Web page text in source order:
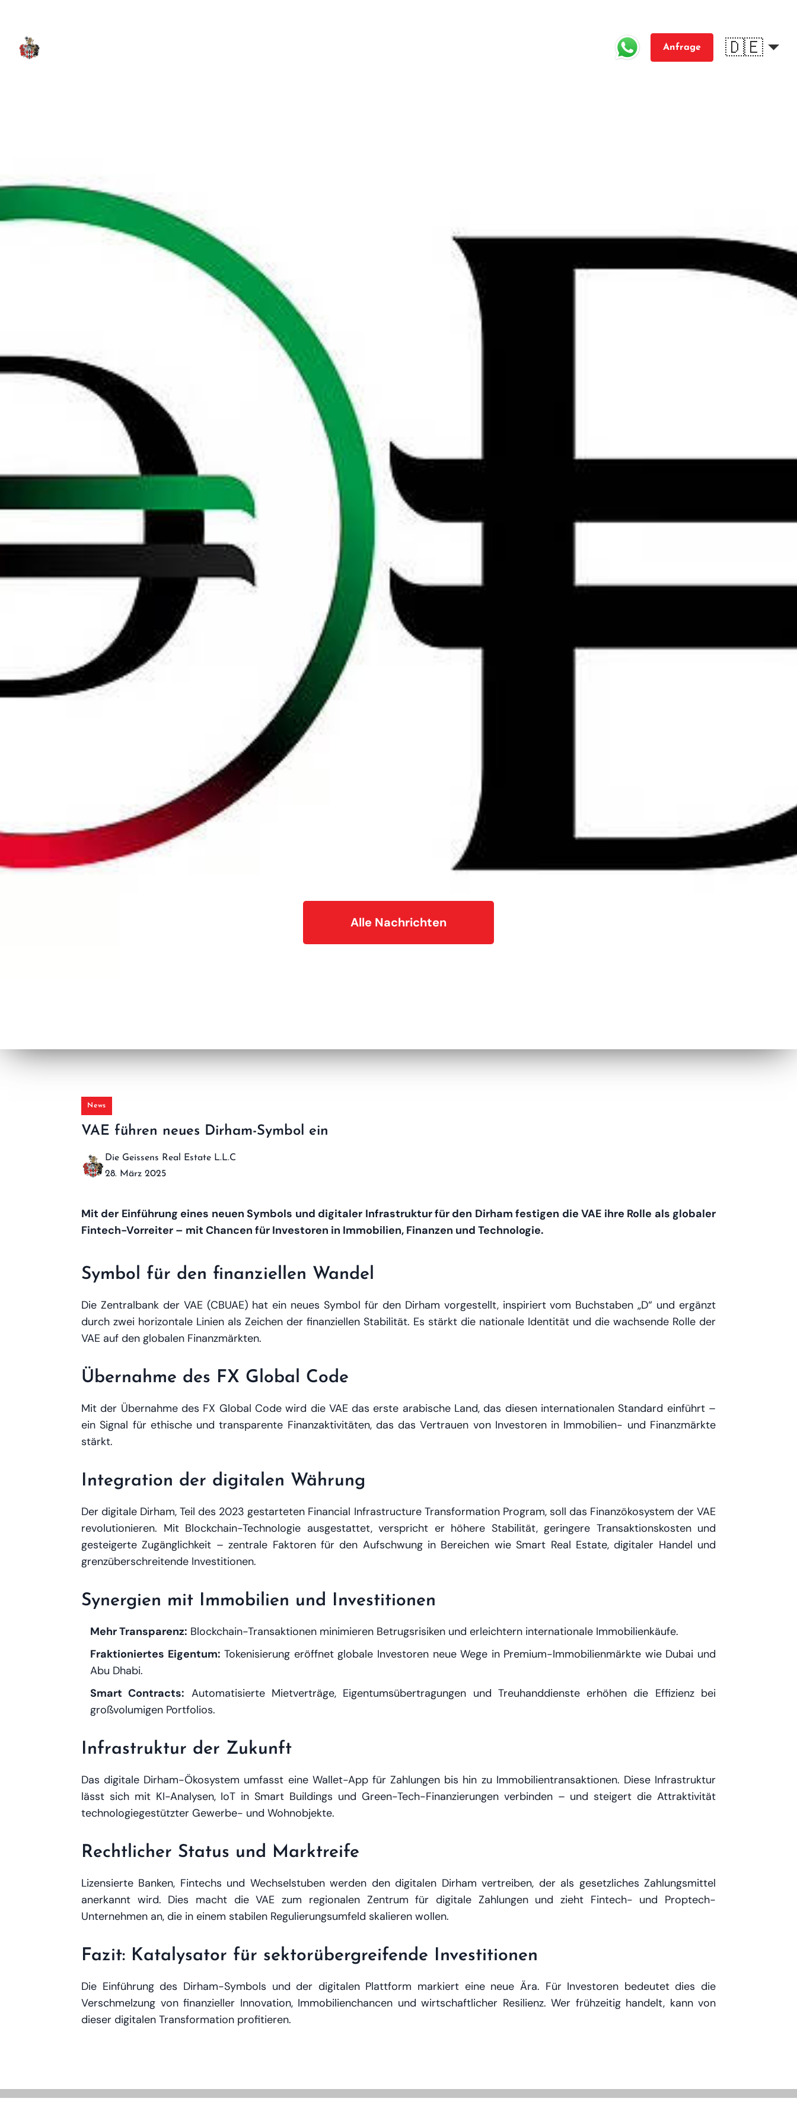
Anfrage 🇩🇪
Alle Nachrichten
News
VAE führen neues Dirham-Symbol ein
Die Geissens Real Estate L.L.C
28. März 2025
Mit der Einführung eines neuen Symbols und digitaler Infrastruktur für den Dirham festigen die VAE ihre Rolle als globaler
Fintech-Vorreiter – mit Chancen für Investoren in Immobilien, Finanzen und Technologie.
Symbol für den finanziellen Wandel
Die Zentralbank der VAE (CBUAE) hat ein neues Symbol für den Dirham vorgestellt, inspiriert vom Buchstaben „D“ und ergänzt
durch zwei horizontale Linien als Zeichen der finanziellen Stabilität. Es stärkt die nationale Identität und die wachsende Rolle der
VAE auf den globalen Finanzmärkten.
Übernahme des FX Global Code
Mit der Übernahme des FX Global Code wird die VAE das erste arabische Land, das diesen internationalen Standard einführt –
ein Signal für ethische und transparente Finanzaktivitäten, das das Vertrauen von Investoren in Immobilien- und Finanzmärkte
stärkt.
Integration der digitalen Währung
Der digitale Dirham, Teil des 2023 gestarteten Financial Infrastructure Transformation Program, soll das Finanzökosystem der VAE
revolutionieren. Mit Blockchain-Technologie ausgestattet, verspricht er höhere Stabilität, geringere Transaktionskosten und
gesteigerte Zugänglichkeit – zentrale Faktoren für den Aufschwung in Bereichen wie Smart Real Estate, digitaler Handel und
grenzüberschreitende Investitionen.
Synergien mit Immobilien und Investitionen
Mehr Transparenz: Blockchain-Transaktionen minimieren Betrugsrisiken und erleichtern internationale Immobilienkäufe.
Fraktioniertes Eigentum: Tokenisierung eröffnet globale Investoren neue Wege in Premium-Immobilienmärkte wie Dubai und
Abu Dhabi.
Smart Contracts: Automatisierte Mietverträge, Eigentumsübertragungen und Treuhanddienste erhöhen die Effizienz bei
großvolumigen Portfolios.
Infrastruktur der Zukunft
Das digitale Dirham-Ökosystem umfasst eine Wallet-App für Zahlungen bis hin zu Immobilientransaktionen. Diese Infrastruktur
lässt sich mit KI-Analysen, IoT in Smart Buildings und Green-Tech-Finanzierungen verbinden – und steigert die Attraktivität
technologiegestützter Gewerbe- und Wohnobjekte.
Rechtlicher Status und Marktreife
Lizensierte Banken, Fintechs und Wechselstuben werden den digitalen Dirham vertreiben, der als gesetzliches Zahlungsmittel
anerkannt wird. Dies macht die VAE zum regionalen Zentrum für digitale Zahlungen und zieht Fintech- und Proptech-
Unternehmen an, die in einem stabilen Regulierungsumfeld skalieren wollen.
Fazit: Katalysator für sektorübergreifende Investitionen
Die Einführung des Dirham-Symbols und der digitalen Plattform markiert eine neue Ära. Für Investoren bedeutet dies die
Verschmelzung von finanzieller Innovation, Immobilienchancen und wirtschaftlicher Resilienz. Wer frühzeitig handelt, kann von
dieser digitalen Transformation profitieren.